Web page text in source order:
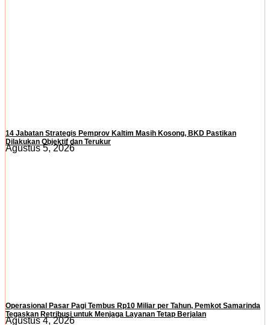
14 Jabatan Strategis Pemprov Kaltim Masih Kosong, BKD Pastikan
Dilakukan Objektif dan Terukur
Agustus 5, 2026
Operasional Pasar Pagi Tembus Rp10 Miliar per Tahun, Pemkot Samarinda
Tegaskan Retribusi untuk Menjaga Layanan Tetap Berjalan
Agustus 4, 2026